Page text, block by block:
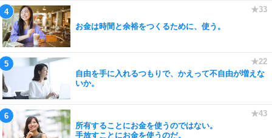
お金は時間と余裕をつくるために、使う。
自由を手に入れるつもりで、かえって不自由が増えな
いか。
所有することにお金を使うのではない。
手放すことにお金を使うのだ。